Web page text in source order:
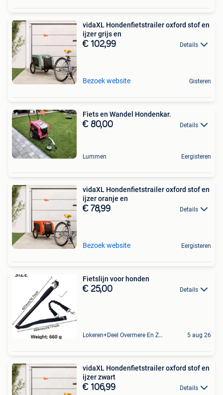
vidaXL Hondenfietstrailer oxford stof en
ijzer grijs en
€ 102,99 Details
Bezoek website Gisteren
Fiets en Wandel Hondenkar.
€ 80,00 Details
Lummen Eergisteren
vidaXL Hondenfietstrailer oxford stof en
ijzer oranje en
€ 78,99 Details
Bezoek website Eergisteren
Fietslijn voor honden
€ 25,00 Details
Lokeren+Deel Overmere En Zele 5 aug 26
vidaXL Hondenfietstrailer oxford stof en
ijzer zwart
€ 106,99 Details